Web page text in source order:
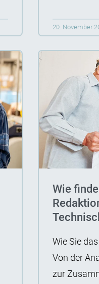
20. November
Wie
Wie Sie
Von der
zur